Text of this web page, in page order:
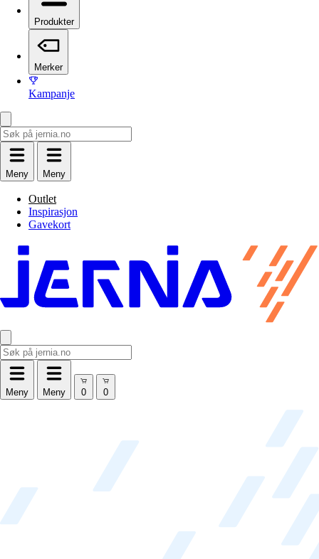
Produkter
Merker
Kampanje
Meny Meny
Outlet
Inspirasjon
Gavekort
Meny Meny